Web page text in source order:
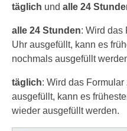
täglich und alle 24
alle 24 Stunden: Wird das
Uhr ausgefüllt, kann es
nochmals ausgefüllt
täglich: Wird das
ausgefüllt, kann es
wieder ausgefüllt werden.